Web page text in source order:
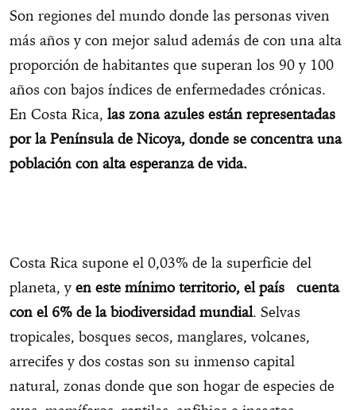
Son regiones del mundo donde las personas viven
más años y con mejor salud además de con una alta
proporción de habitantes que superan los 90 y 100
años con bajos índices de enfermedades crónicas.
En Costa Rica, las zona azules están representadas
por la Península de Nicoya, donde se concentra una
población con alta esperanza de vida.
Costa Rica supone el 0,03% de la superficie del
planeta, y en este mínimo territorio, el país cuenta
con el 6% de la biodiversidad mundial. Selvas
tropicales, bosques secos, manglares, volcanes,
arrecifes y dos costas son su inmenso capital
natural, zonas donde que son hogar de especies de